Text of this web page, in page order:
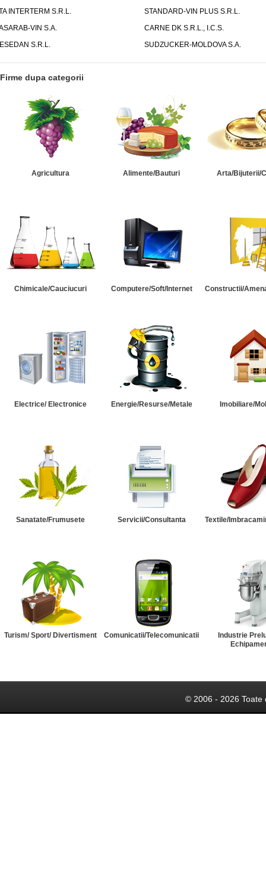
INTERTERM S.R.L.
STANDARD-VIN PLUS S.R.L.
VIN S.A.
CARNE DK S.R.L., I.C.S.
S.R.L.
SUDZUCKER-MOLDOVA S.A.
Firme dupa categorii
Agricultura Alimente/Bauturi Arta/Bijuterii/
Chimicale/Cauciucuri Computere/Soft/Internet Constructii/
Electrice/ Electronice Energie/Resurse/Metale Imobiliare/
Sanatate/Frumusete Servicii/Consultanta Textile/
Turism/ Sport/ Divertisment Comunicatii/Telecomunicatii
Industrie
© 2006 - 2026